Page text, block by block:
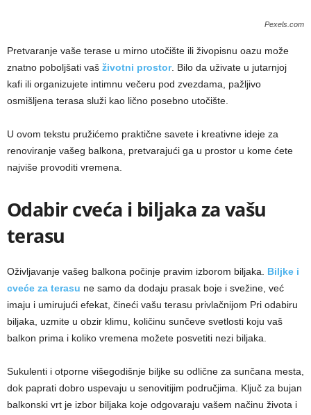
Pexels.com
Pretvaranje vaše terase u mirno utočište ili živopisnu oazu može
znatno poboljšati vaš životni prostor. Bilo da uživate u jutarnjoj
kafi ili organizujete intimnu večeru pod zvezdama, pažljivo
osmišljena terasa služi kao lično posebno utočište.
U ovom tekstu pružićemo praktične savete i kreativne ideje za
renoviranje vašeg balkona, pretvarajući ga u prostor u kome ćete
najviše provoditi vremena.
Odabir cveća i biljaka za vašu
terasu
Oživljavanje vašeg balkona počinje pravim izborom biljaka. Biljke i
cveće za terasu ne samo da dodaju prasak boje i svežine, već
imaju i umirujući efekat, čineći vašu terasu privlačnijom Pri odabiru
biljaka, uzmite u obzir klimu, količinu sunčeve svetlosti koju vaš
balkon prima i koliko vremena možete posvetiti nezi biljaka.
Sukulenti i otporne višegodišnje biljke su odlične za sunčana mesta,
dok paprati dobro uspevaju u senovitijim područjima. Ključ za bujan
balkonski vrt je izbor biljaka koje odgovaraju vašem načinu života i